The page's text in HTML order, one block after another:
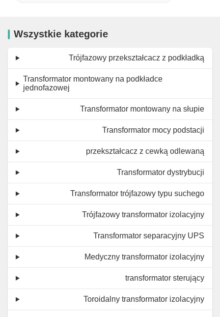
Wszystkie kategorie
Trójfazowy przekształcacz z podkładką
Transformator montowany na podkładce
jednofazowej
Transformator montowany na słupie
Transformator mocy podstacji
przekształcacz z cewką odlewaną
Transformator dystrybucji
Transformator trójfazowy typu suchego
Trójfazowy transformator izolacyjny
Transformator separacyjny UPS
Medyczny transformator izolacyjny
transformator sterujący
Toroidalny transformator izolacyjny